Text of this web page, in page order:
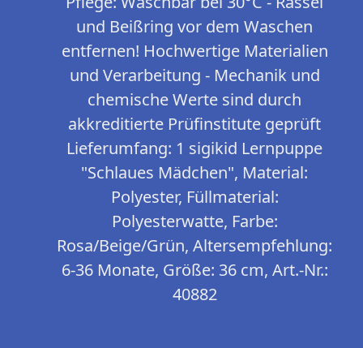
und Beißring vor dem Waschen
entfernen! Hochwertige Materialien
und Verarbeitung - Mechanik und
chemische Werte sind durch
akkreditierte Prüfinstitute geprüft
Lieferumfang: 1 sigikid Lernpuppe
"Schlaues Mädchen", Material:
Polyester, Füllmaterial:
Polyesterwatte, Farbe:
Rosa/Beige/Grün, Altersempfehlung:
6-36 Monate, Größe: 36 cm, Art.-Nr.:
40882